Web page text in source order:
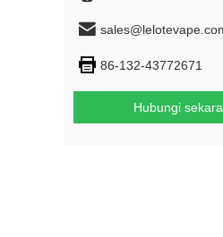
86-132-43772671
Hubungi